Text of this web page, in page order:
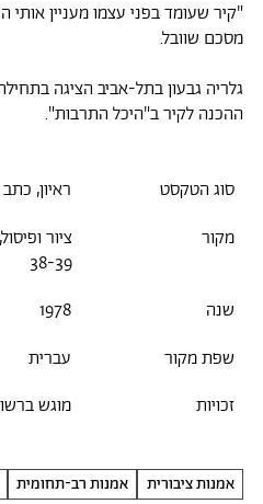
סוג הטקסט
ראיון,
מקור
38-39
שנה
1978
שפת מקור
עברית
זכויות
מוגש
אמנות ציבורית אמנות רב-תחומית
"קיר שעומד בפני עצמו מעניין אותי
מסכם שוובל.
ההכנה לקיר ב"היכל התרבות".